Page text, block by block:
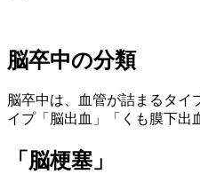
脳卒中の分類
脳卒中は、血管が詰まるタイ
イプ「脳出血」「くも膜下出
「脳梗塞」